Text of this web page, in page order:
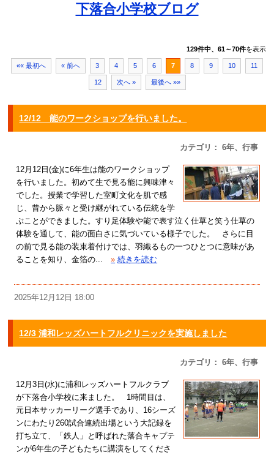
下落合小学校ブログ
129件中、61～70件を表示
«« 最初へ « 前へ 3 4 5 6 7 8 9 10 11
12 次へ » 最後へ »»
12/12 能のワークショップを行いました。
カテゴリ： 6年、行事
12月12日(金)に6年生は能のワークショップ
を行いました。初めて生で見る能に興味津々
でした。授業で学習した室町文化を肌で感
じ、昔から脈々と受け継がれている伝統を学
ぶことができました。すり足体験や能で表す泣く仕草と笑う仕草の
体験を通して、能の面白さに気づいている様子でした。 さらに目
の前で見る能の装束着付けでは、羽織るもの一つひとつに意味があ
ることを知り、金箔の...
» 続きを読む
2025年12月12日 18:00
12/3 浦和レッズハートフルクリニックを実施しました
カテゴリ： 6年、行事
12月3日(水)に浦和レッズハートフルクラブ
が下落合小学校に来ました。 1時間目は、
元日本サッカーリーグ選手であり、16シーズ
ンにわたり260試合連続出場という大記録を
打ち立て、「鉄人」と呼ばれた落合キャプテ
ンが6年生の子どもたちに講演をしてくださ